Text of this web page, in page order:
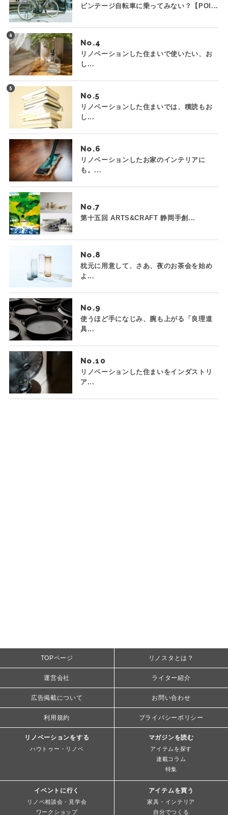
ビンテージ自転車に乗ってみない？【POI...
No.
リノベーションした住まいで使いたい、お
し...
No.
リノベーションした住まいでは、積読もお
し...
No.
リノベーションしたお家のインテリアに
も。...
No.
第十五回 ARTS&CRAFT 静岡手創...
No.
枕元に用意して、さあ、夜のお茶会を始め
よ...
No.
使うほど手になじみ、腕も上がる「良理道
具...
No.
リノベーションした住まいをインダストリ
ア...
TOPページ リノスタとは？
運営会社 ライター紹介
広告掲載について お問い合わせ
利用規約 プライバシーポリシー
リノベーションをする
ハウトゥー・リノベ
マガジンを読む
アイテムを探す
連載コラム
特集
イベントに行く
リノベ相談会・見学会
ワークショップ
アイテムを買う
家具・インテリア
自分でつくる